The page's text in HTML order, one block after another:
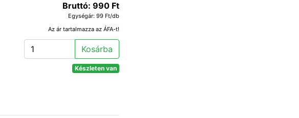
Bruttó: 990 Ft
Egységár: 99 Ft/db
Az ár tartalmazza az ÁFA-t!
Kosárba
Készleten van